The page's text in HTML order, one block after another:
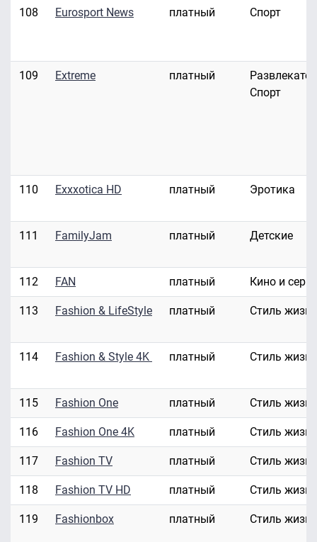
108 Eurosport News платный Спорт
109 Extreme платный
Спорт
110 Exxxotica HD платный Эротика
111 FamilyJam платный Детские
112 FAN платный Кино и
113 Fashion & LifeStyle платный Стиль жизни
114 Fashion & Style 4K платный Стиль жизни
115 Fashion One платный Стиль жизни
116 Fashion One 4K платный Стиль жизни
117 Fashion TV платный Стиль жизни
118 Fashion TV HD платный Стиль жизни
119 Fashionbox платный Стиль жизни